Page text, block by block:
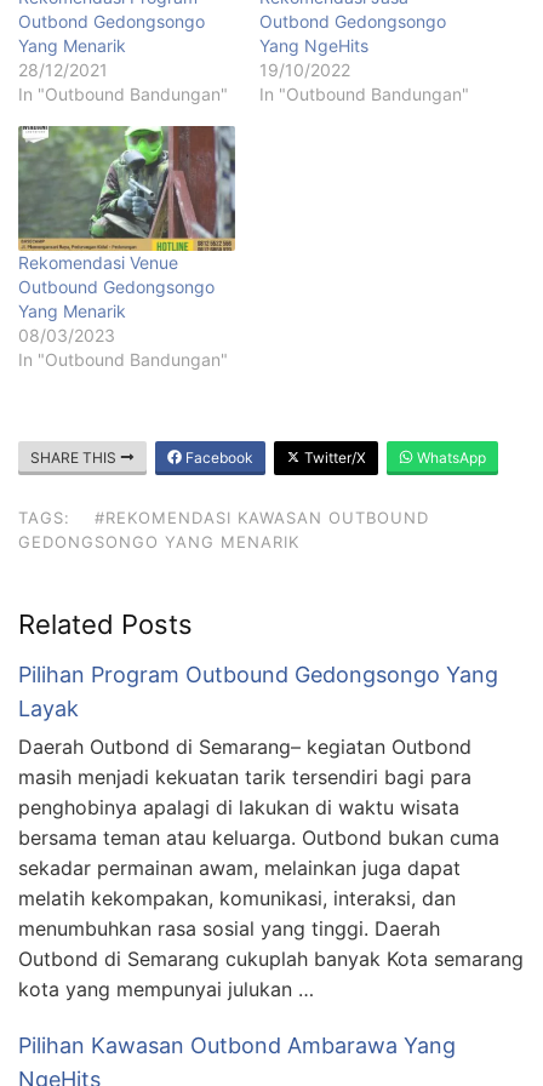
Outbond Gedongsongo
Yang Menarik
28/12/2021
In "Outbound Bandungan"
Outbond Gedongsongo
Yang NgeHits
19/10/2022
In "Outbound Bandungan"
Rekomendasi Venue
Outbound Gedongsongo
Yang Menarik
08/03/2023
In "Outbound Bandungan"
SHARE THIS Facebook Twitter/X WhatsApp
TAGS:
#REKOMENDASI KAWASAN OUTBOUND
GEDONGSONGO YANG MENARIK
Related Posts
Pilihan Program Outbound Gedongsongo Yang
Layak
Daerah Outbond di Semarang– kegiatan Outbond
masih menjadi kekuatan tarik tersendiri bagi para
penghobinya apalagi di lakukan di waktu wisata
bersama teman atau keluarga. Outbond bukan cuma
sekadar permainan awam, melainkan juga dapat
melatih kekompakan, komunikasi, interaksi, dan
menumbuhkan rasa sosial yang tinggi. Daerah
Outbond di Semarang cukuplah banyak Kota semarang
kota yang mempunyai julukan …
Pilihan Kawasan Outbond Ambarawa Yang
NgeHits